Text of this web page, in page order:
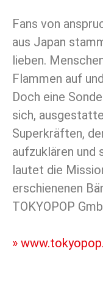
Fans von
aus Japan
lieben.
Flammen auf
Doch eine
sich,
Superkräften,
aufzuklären und
lautet die
erschienenen
TOKYOPOP
»